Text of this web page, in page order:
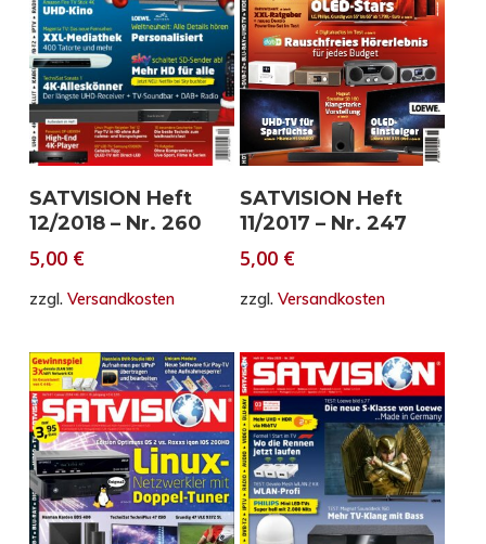
In den Warenkorb
SATVISION Heft
12/2018 – Nr. 260
5,00 €
zzgl. Versandkosten
In den Warenkorb
SATVISION Heft
11/2017 – Nr. 247
5,00 €
zzgl.Versandkosten